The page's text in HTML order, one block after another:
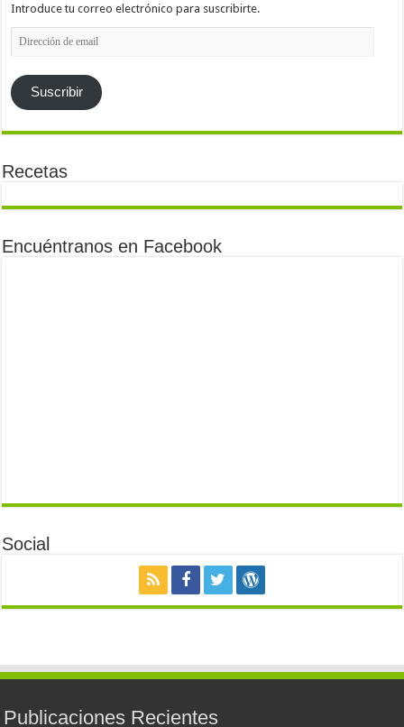
Introduce tu correo electrónico para suscribirte.
Dirección
de
email
Suscribir
Recetas
Encuéntranos en Facebook
Social
Publicaciones Recientes